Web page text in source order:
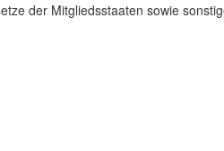
der Mitgliedsstaaten sowie